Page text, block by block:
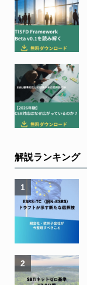
解説ランキング
1
2